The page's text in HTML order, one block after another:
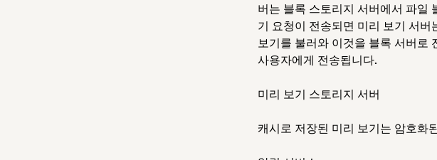
버는 블록 스토리지 서버에서 파일
기 요청이 전송되면 미리 보기 서
보기를 불러와 이것을 블록 서버로
사용자에게 전송됩니다.
미리 보기 스토리지 서버
캐시로 저장된 미리 보기는 암호화